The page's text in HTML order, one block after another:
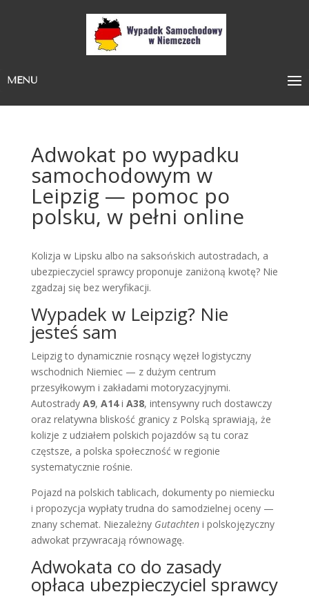
MENU
Adwokat po wypadku
samochodowym w
Leipzig — pomoc po
polsku, w pełni online
Kolizja w Lipsku albo na saksońskich autostradach, a
ubezpieczyciel sprawcy proponuje zaniżoną kwotę? Nie
zgadzaj się bez weryfikacji.
Wypadek w Leipzig? Nie
jesteś sam
Leipzig to dynamicznie rosnący węzeł logistyczny
wschodnich Niemiec — z dużym centrum
przesyłkowym i zakładami motoryzacyjnymi.
Autostrady A9, A14i A38, intensywny ruch dostawczy
oraz relatywna bliskość granicy z Polską sprawiają, że
kolizje z udziałem polskich pojazdów są tu coraz
częstsze, a polska społeczność w regionie
systematycznie rośnie.
Pojazd na polskich tablicach, dokumenty po niemiecku
i propozycja wypłaty trudna do samodzielnej oceny —
znany schemat. Niezależny Gutachteni polskojęzyczny
adwokat przywracają równowagę.
Adwokata co do zasady
opłaca ubezpieczyciel sprawcy